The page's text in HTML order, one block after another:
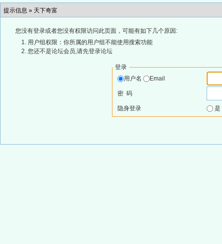
提示信息 » 天下奇富
您没有登录或者您没有权限访问此页面，可能有如下几个原因:
用户组权限：你所属的用户组不能使用搜索功能
您还不是论坛会员,请先登录论坛
登录
用户名
Email
密 码
隐身登录